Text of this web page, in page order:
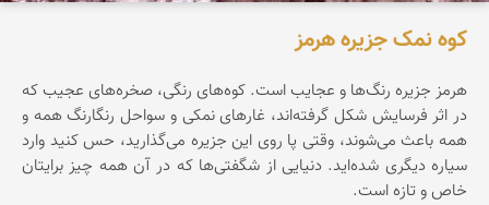
کوه نمک جزیره هرمز
هرمز جزیره‌ رنگ‌ها‌ و عجایب است. کوه‌های رنگی، صخره‌های عجیب که
در اثر فرسایش شکل گرفته‌اند، غارهای نمکی و سواحل رنگارنگ همه و
همه باعث می‌شوند، وقتی پا روی این جزیره می‌گذارید، حس کنید وارد
سیاره‌ دیگری شده‌اید. دنیایی از شگفتی‌ها که در آن همه چیز برایتان
خاص و تازه است.